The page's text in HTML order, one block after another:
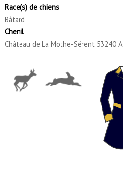
Race(s) de chiens
Bâtard
Chenil
Château de La Mothe-Sérent 53240